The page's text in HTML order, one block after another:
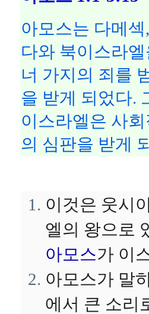
아모스는 다메
다와 북이스라
너 가지의 죄를
을 받게 되었다.
이스라엘은 사
의 심판을 받게
이것은 웃시
엘의 왕으로
아모스가 이
아모스가 말
에서 큰 소리